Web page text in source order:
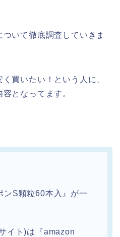
いて徹底調査していきま
買いたい！という人に、
となってます。
ンS顆粒60本入』が一
イト)は『amazon